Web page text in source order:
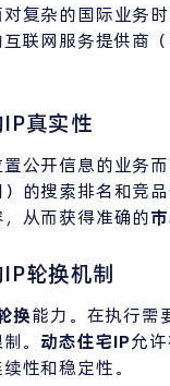
复杂的国际业务
联网服务提供商
真实性
公开信息的业务而
的搜索排名和竞
从而获得准确的
轮换机制
换能力。在执行需
。 动态住宅IP允
性和稳定性。